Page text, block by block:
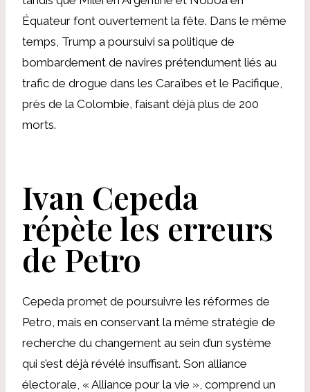
Équateur font ouvertement la fête. Dans le même
temps, Trump a poursuivi sa politique de
bombardement de navires prétendument liés au
trafic de drogue dans les Caraïbes et le Pacifique,
près de la Colombie, faisant déjà plus de 200
morts.
Ivan Cepeda
répète les erreurs
de Petro
Cepeda promet de poursuivre les réformes de
Petro, mais en conservant la même stratégie de
recherche du changement au sein d’un système
qui s’est déjà révélé insuffisant. Son alliance
électorale, « Alliance pour la vie », comprend un